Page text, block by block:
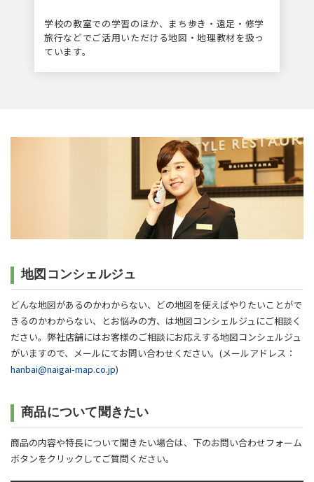
学校の教室での学習のほか、まち歩き・遠足・修学
旅行などでご活用いただける地図・地理教材を扱っ
ています。
地図コンシェルジュ
どんな地図があるのかわからない、どの地図を使えばやりたいことがで
きるのかわからない、とお悩みの方、は地図コンシェルジュにご相談く
ださい。弊社店舗にはお客様のご相談にお応えする地図コンシェルジュ
がいますので、メールにてお問い合わせください。(メールアドレス：
hanbai@naigai-map.co.jp)
商品について聞きたい
商品の内容や特長について聞きたい場合は、下のお問い合わせフォーム
ボタンをクリックしてご質問ください。